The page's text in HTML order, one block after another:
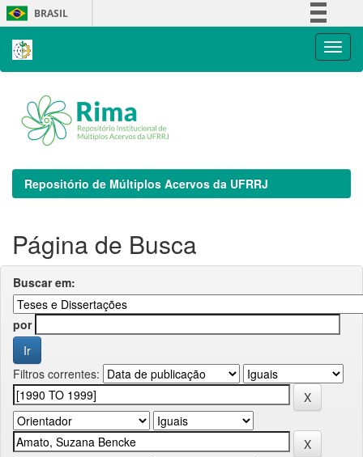
Skip
navigation
BRASIL
Repositório de Múltiplos Acervos da UFRRJ
Página de Busca
Buscar em:
por
Filtros correntes: